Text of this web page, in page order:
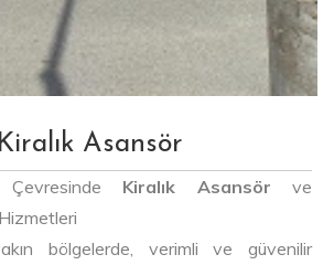
Asansör
Kiralık Asansörve
Hizmetleri
bölgelerde, verimli ve güvenilir